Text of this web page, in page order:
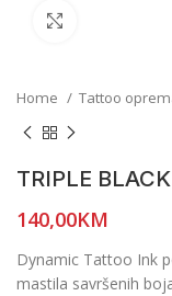
Home Tattoo
TRIPLE
140,00KM
Dynamic Tattoo Ink
mastila savršenih